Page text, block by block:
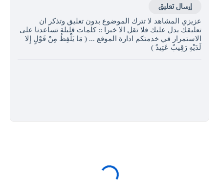
إرسال تعليق
عزيزي المشاهد لا تترك الموضوع بدون تعليق وتذكر ان
تعليقك يدل عليك فلا تقل الا خيرا :: كلمات قليلة تساعدنا على
الاستمرار في خدمتكم ادارة الموقع ... ( مَا يَلْفِظُ مِنْ قَوْلٍ إِلا
لَدَيْهِ رَقِيبٌ عَتِيدٌ )